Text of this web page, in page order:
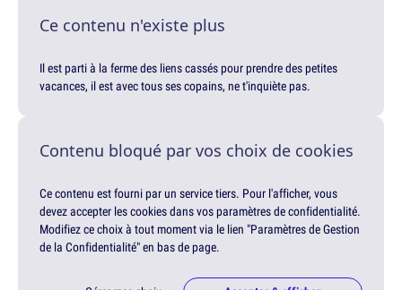
Ce contenu n'existe plus
Il est parti à la ferme des liens cassés pour prendre des petites
vacances, il est avec tous ses copains, ne t'inquiète pas.
Contenu bloqué par vos choix de cookies
Ce contenu est fourni par un service tiers. Pour l'afficher, vous
devez accepter les cookies dans vos paramètres de confidentialité.
Modifiez ce choix à tout moment via le lien "Paramètres de Gestion
de la Confidentialité" en bas de page.